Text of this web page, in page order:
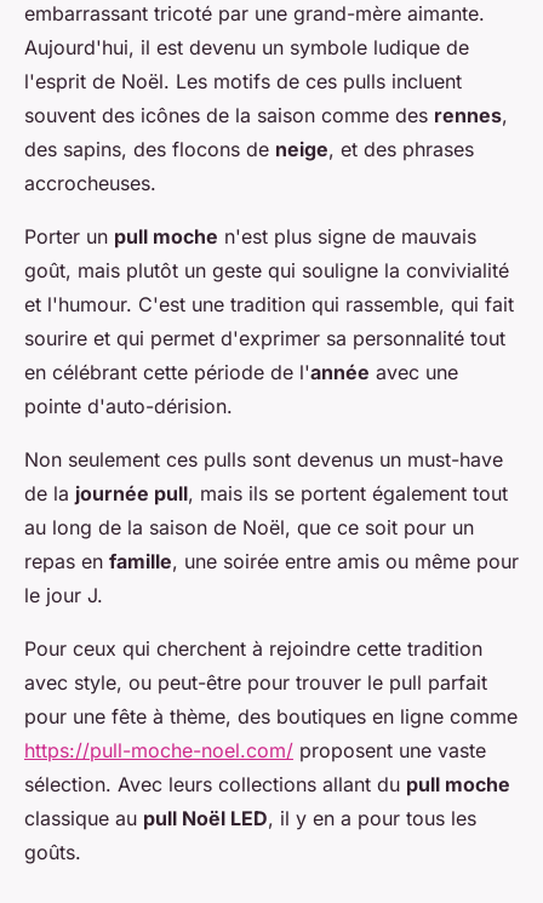
embarrassant tricoté par une grand-mère aimante.
Aujourd'hui, il est devenu un symbole ludique de
l'esprit de Noël. Les motifs de ces pulls incluent
souvent des icônes de la saison comme des rennes,
des sapins, des flocons de neige, et des phrases
accrocheuses.
Porter un pull moche n'est plus signe de mauvais
goût, mais plutôt un geste qui souligne la convivialité
et l'humour. C'est une tradition qui rassemble, qui fait
sourire et qui permet d'exprimer sa personnalité tout
en célébrant cette période de l'année avec une
pointe d'auto-dérision.
Non seulement ces pulls sont devenus un must-have
de la journée pull, mais ils se portent également tout
au long de la saison de Noël, que ce soit pour un
repas en famille, une soirée entre amis ou même pour
le jour J.
Pour ceux qui cherchent à rejoindre cette tradition
avec style, ou peut-être pour trouver le pull parfait
pour une fête à thème, des boutiques en ligne comme
https://pull-moche-noel.com/ proposent une vaste
sélection. Avec leurs collections allant du pull moche
classique au pull Noël LED, il y en a pour tous les
goûts.